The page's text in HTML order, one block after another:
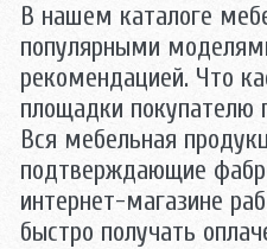
В нашем каталоге
популярными
рекомендацией. Что
площадки покупателю
Вся мебельная
подтверждающие
интернет-магазине
быстро получать